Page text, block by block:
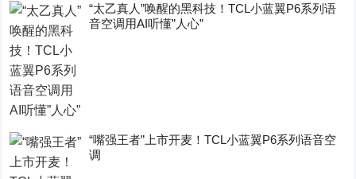
“太乙真人”唤醒的黑科技！TCL小蓝翼P6系列语
音空调用AI听懂”人心”
“嘴强王者”上市开麦！TCL小蓝翼P6系列语音空
调